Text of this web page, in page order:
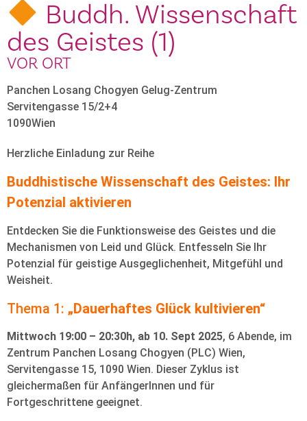
Buddh. Wissenschaft
des Geistes (1)
VOR ORT
Panchen Losang Chogyen Gelug-Zentrum
Servitengasse 15/2+4
1090Wien
Herzliche Einladung zur Reihe
Buddhistische Wissenschaft des Geistes: Ihr
Potenzial aktivieren
Entdecken Sie die Funktionsweise des Geistes und die
Mechanismen von Leid und Glück. Entfesseln Sie Ihr
Potenzial für geistige Ausgeglichenheit, Mitgefühl und
Weisheit.
Thema 1: „Dauerhaftes Glück kultivieren“
Mittwoch 19:00 – 20:30h, ab 10. Sept 2025, 6 Abende, im
Zentrum Panchen Losang Chogyen (PLC) Wien,
Servitengasse 15, 1090 Wien. Dieser Zyklus ist
gleichermaßen für AnfängerInnen und für
Fortgeschrittene geeignet.